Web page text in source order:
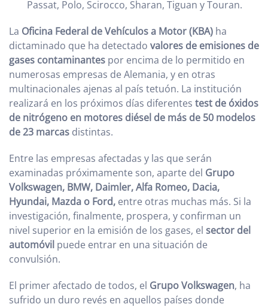
Passat, Polo, Scirocco, Sharan, Tiguan y Touran.
La Oficina Federal de Vehículos a Motor (KBA) ha
dictaminado que ha detectado valores de emisiones de
gases contaminantes por encima de lo permitido en
numerosas empresas de Alemania, y en otras
multinacionales ajenas al país tetuón. La institución
realizará en los próximos días diferentes test de óxidos
de nitrógeno en motores diésel de más de 50 modelos
de 23 marcas distintas.
Entre las empresas afectadas y las que serán
examinadas próximamente son, aparte del Grupo
Volkswagen, BMW, Daimler, Alfa Romeo, Dacia,
Hyundai, Mazda o Ford, entre otras muchas más. Si la
investigación, finalmente, prospera, y confirman un
nivel superior en la emisión de los gases, el sector del
automóvil puede entrar en una situación de
convulsión.
El primer afectado de todos, el Grupo Volkswagen, ha
sufrido un duro revés en aquellos países donde